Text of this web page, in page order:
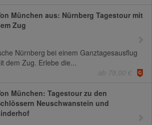
München aus: Nürnberg Tagestour mit
Zug
Nürnberg bei einem Ganztagesausflug
dem Zug. Erlebe die...
ab 79,00 €
München: Tagestour zu den
Neuschwanstein und